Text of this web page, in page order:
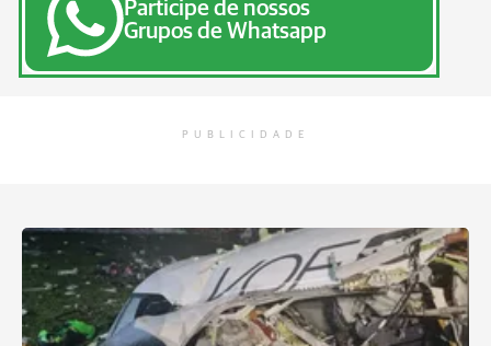
Participe de nossos
Grupos de Whatsapp
PUBLICIDADE